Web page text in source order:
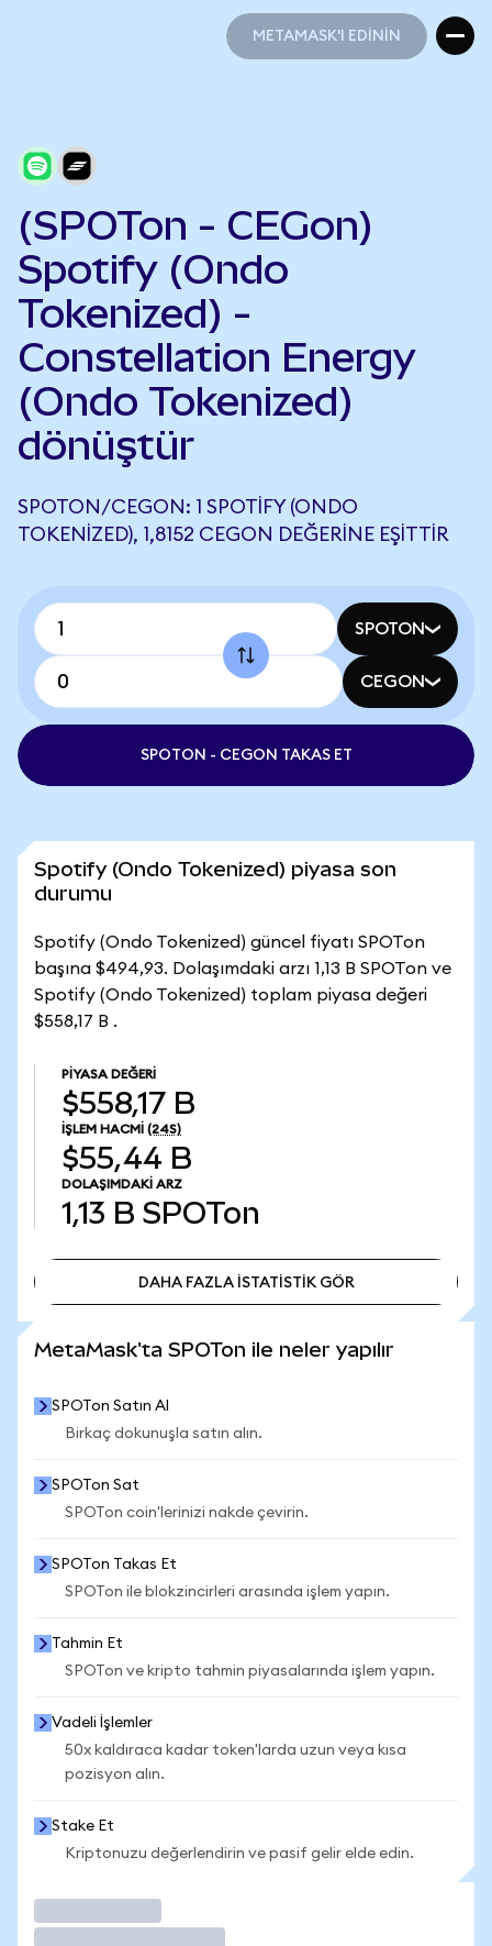
METAMASK'I EDİNİN
(SPOTon - CEGon)
Spotify (Ondo
Tokenized) -
Constellation Energy
(Ondo Tokenized)
dönüştür
SPOTON/CEGON: 1 SPOTIFY (ONDO
TOKENIZED), 1,8152 CEGON DEĞERINE EŞITTIR
SPOTON
CEGON
SPOTON - CEGON TAKAS ET
Spotify (Ondo Tokenized) piyasa son
durumu
Spotify (Ondo Tokenized) güncel fiyatı SPOTon
başına $494,93. Dolaşımdaki arzı 1,13 B SPOTon ve
Spotify (Ondo Tokenized) toplam piyasa değeri
$558,17 B .
PIYASA DEĞERI
$558,17 B
İŞLEM HACMI (24S)
$55,44 B
DOLAŞIMDAKI ARZ
1,13 B SPOTon
DAHA FAZLA İSTATİSTİK GÖR
MetaMask'ta SPOTon ile neler yapılır
SPOTon Satın Al
Birkaç dokunuşla satın alın.
SPOTon Sat
SPOTon coin'lerinizi nakde çevirin.
SPOTon Takas Et
SPOTon ile blokzincirleri arasında işlem yapın.
Tahmin Et
SPOTon ve kripto tahmin piyasalarında işlem yapın.
Vadeli İşlemler
50x kaldıraca kadar token'larda uzun veya kısa
pozisyon alın.
Stake Et
Kriptonuzu değerlendirin ve pasif gelir elde edin.